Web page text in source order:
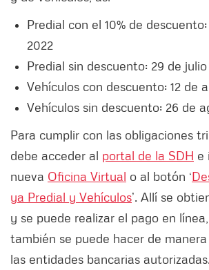
Predial con el 10% de
2022
Predial sin descuento: 29 de julio
Vehículos con descuento: 12 de
Vehículos sin descuento: 26 de
Para cumplir con las obligaciones
debe acceder al portal de la SDH e
nueva Oficina Virtual o al botón ‘
ya Predial y Vehículos’. Allí se
y se puede realizar el pago en
también se puede hacer de
las entidades bancarias autorizadas.